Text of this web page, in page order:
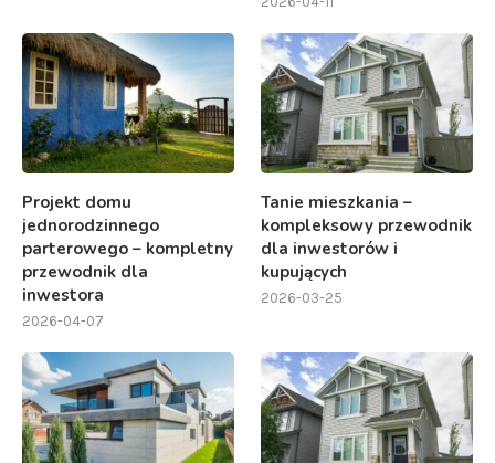
Projekt domu
jednorodzinnego
parterowego – kompletny
przewodnik dla
inwestora
2026-04-07
Tanie mieszkania –
kompleksowy przewodnik
dla inwestorów i
kupujących
2026-03-25